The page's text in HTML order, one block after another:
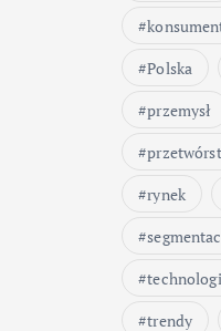
Polska
przemysł
rynek
trendy